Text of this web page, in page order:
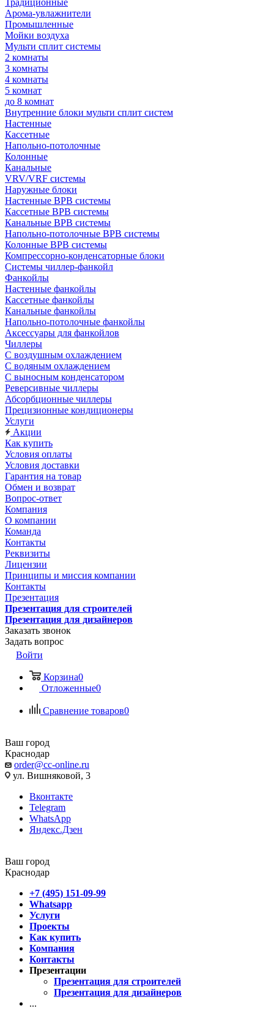
Традиционные
Арома-увлажнители
Промышленные
Мойки воздуха
Мульти сплит системы
2 комнаты
3 комнаты
4 комнаты
5 комнат
до 8 комнат
Внутренние блоки мульти сплит систем
Настенные
Кассетные
Напольно-потолочные
Колонные
Канальные
VRV/VRF системы
Наружные блоки
Настенные ВРВ системы
Кассетные ВРВ системы
Канальные ВРВ системы
Напольно-потолочные ВРВ системы
Колонные ВРВ системы
Компрессорно-конденсаторные блоки
Системы чиллер-фанкойл
Фанкойлы
Настенные фанкойлы
Кассетные фанкойлы
Канальные фанкойлы
Напольно-потолочные фанкойлы
Аксессуары для фанкойлов
Чиллеры
С воздушным охлаждением
С водяным охлаждением
С выносным конденсатором
Реверсивные чиллеры
Абсорбционные чиллеры
Прецизионные кондиционеры
Услуги
Акции
Как купить
Условия оплаты
Условия доставки
Гарантия на товар
Обмен и возврат
Вопрос-ответ
Компания
О компании
Команда
Контакты
Реквизиты
Лицензии
Принципы и миссия компании
Контакты
Презентация
Презентация для строителей
Презентация для дизайнеров
Заказать звонок
Задать вопрос
Войти
Корзина0
Отложенные0
Сравнение товаров0
Ваш город
Краснодар
order@cc-online.ru
ул. Вишняковой, 3
Вконтакте
Telegram
WhatsApp
Яндекс.Дзен
Ваш город
Краснодар
+7 (495) 151-09-99
Whatsapp
Услуги
Проекты
Как купить
Компания
Контакты
Презентации
Презентация для строителей
Презентация для дизайнеров
...